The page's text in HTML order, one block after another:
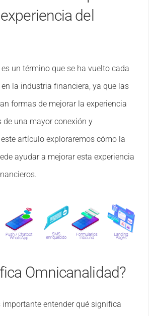
del
un término que se ha vuelto cada
la industria financiera, ya que las
formas de mejorar la experiencia
de una mayor conexión y
artículo exploraremos cómo la
ayudar a mejorar esta experiencia
Omnicanalidad?
importante entender qué significa